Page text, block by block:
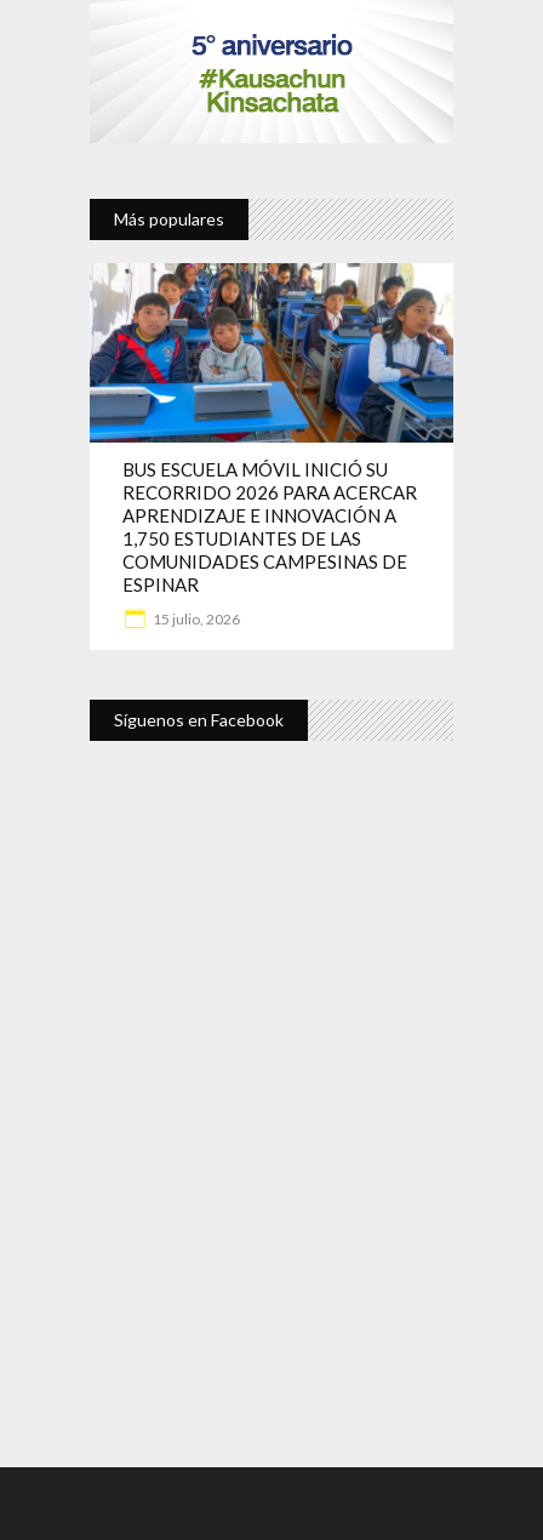
Más populares
BUS ESCUELA MÓVIL INICIÓ SU
RECORRIDO 2026 PARA ACERCAR
APRENDIZAJE E INNOVACIÓN A
1,750 ESTUDIANTES DE LAS
COMUNIDADES CAMPESINAS DE
ESPINAR
15 julio, 2026
Síguenos en Facebook